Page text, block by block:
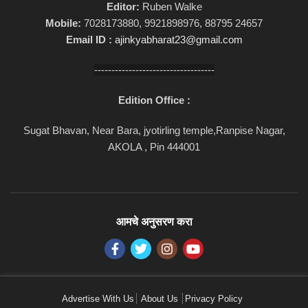
Editor: Ruben Walke
Mobile: 7028173880, 9921898976, 88795 24657
Email ID : ajinkyabharat23@gmail.com
-----------------------------------
Edition Office :
Sugat Bhavan, Near Bara, jyotirling temple,Ranpise Nagar,
AKOLA , Pin 444001
आमचे अनुसरण करा
Advertise With Us About Us Privacy Policy